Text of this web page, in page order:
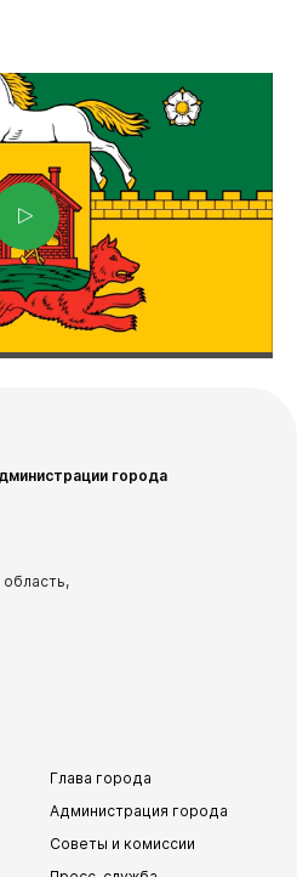
города
Глава города
Администрация города
Советы и комиссии